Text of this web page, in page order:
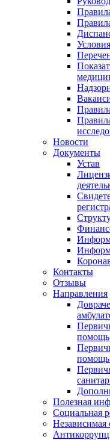
Новости
Документы
Устав
Контакты
Отзывы
Направления
помощь
помощь
Полезная
Социальная
Независимая